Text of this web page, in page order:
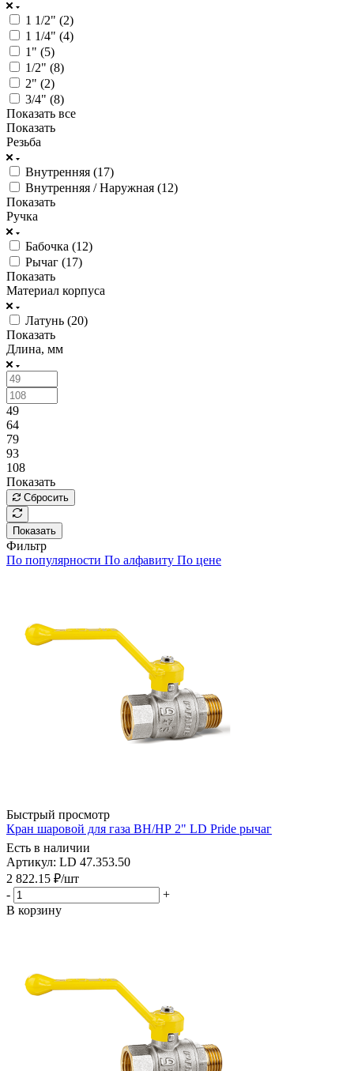
1 1/2" (2)
1 1/4" (4)
1" (5)
1/2" (8)
2" (2)
3/4" (8)
Показать все
Показать
Резьба
Внутренняя (17)
Внутренняя / Наружная (12)
Показать
Ручка
Бабочка (12)
Рычаг (17)
Показать
Материал корпуса
Латунь (20)
Показать
Длина, мм
49
64
79
93
108
Показать
Сбросить
Показать
Фильтр
По популярности По алфавиту По цене
Быстрый просмотр
Кран шаровой для газа ВН/НР 2" LD Pride рычаг
Есть в наличии
Артикул: LD 47.353.50
2 822.15 ₽/шт
-
+
В корзину